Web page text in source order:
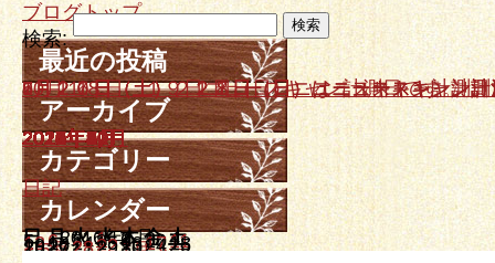
ブログトップ
検索:
最近の投稿
10月１８日、１９日ニュースキャン計測日です。
9月２０日（土）、２１日（日）はニュースキャン
7月２６日（土）、２７日（日）ニュースキャン計
6月２１日（土）２２日（日）ニュースキャン計測日
5月１７日（土）、１８日（日）はニュースキャン
アーカイブ
2025年10月
2025年9月
2025年7月
2025年6月
2025年5月
2025年4月
2025年3月
2025年2月
2024年12月
2024年11月
2024年10月
2024年9月
2024年7月
2024年5月
2024年3月
2024年1月
2023年12月
2023年11月
2023年10月
2023年8月
2023年7月
2023年6月
2023年4月
2023年3月
2023年2月
2023年1月
2022年12月
2022年11月
2022年9月
2022年8月
2022年7月
2022年6月
2022年5月
2022年4月
2022年3月
2022年2月
2021年12月
2021年11月
2021年10月
2021年8月
2021年7月
2021年6月
2021年5月
2021年4月
2021年3月
2021年1月
2020年12月
2020年10月
2020年6月
2020年5月
2020年3月
2019年12月
2019年10月
2019年9月
2019年7月
2019年6月
2019年4月
2019年3月
2019年2月
2019年1月
2018年11月
2018年10月
2018年9月
2018年8月
2018年5月
2018年4月
2018年3月
2018年2月
2018年1月
2017年12月
2017年11月
2017年10月
2017年9月
2017年8月
2017年7月
2017年6月
2017年5月
2017年4月
2017年3月
2017年2月
2017年1月
2016年12月
2016年11月
2016年10月
2016年9月
2016年8月
2016年7月
2016年6月
2016年5月
2016年4月
2016年3月
2016年2月
2016年1月
2015年12月
2015年11月
2015年10月
2015年9月
2015年8月
2015年7月
2015年6月
2015年5月
2015年4月
2015年3月
2015年2月
2015年1月
2014年12月
2014年11月
2014年10月
2014年9月
2014年8月
2014年7月
2014年6月
2014年5月
2014年4月
2014年3月
カテゴリー
日記
カレンダー
2016年6月
日 月 火 水 木 金 土
« 5月 7月 »
1 2 3 4
5 6 7 8 9 1011
12131415161718
19202122232425
2627282930